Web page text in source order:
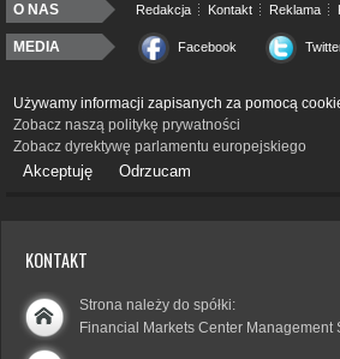
O NAS Redakcja Kontakt Reklama
MEDIA Facebook
Używamy informacji zapisanych za pomocą
Zobacz naszą politykę prywatności
Zobacz dyrektywę parlamentu europejskiego
Akceptuję Odrzucam
KONTAKT
Strona należy do spółki:
Financial Markets Center Management